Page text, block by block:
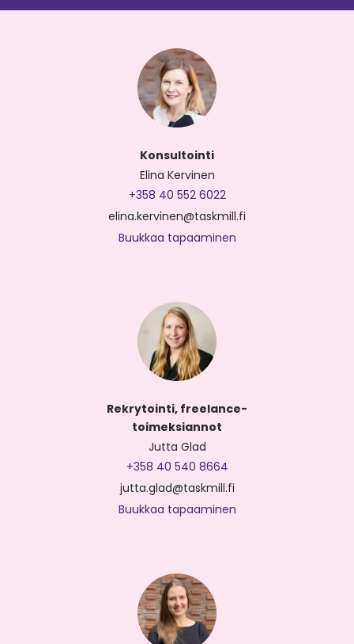
Konsultointi
Elina Kervinen
+358 40 552 6022
elina.kervinen@taskmill.fi
Buukkaa tapaaminen
Rekrytointi, freelance-
toimeksiannot
Jutta Glad
+358 40 540 8664
jutta.glad@taskmill.fi
Buukkaa tapaaminen